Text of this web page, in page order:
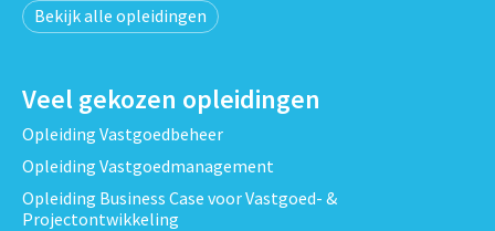
Bekijk alle opleidingen
Veel gekozen opleidingen
Opleiding Vastgoedbeheer
Opleiding Vastgoedmanagement
Opleiding Business Case voor Vastgoed- &
Projectontwikkeling